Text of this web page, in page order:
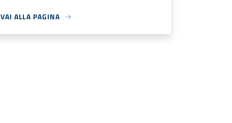
VAI ALLA PAGINA